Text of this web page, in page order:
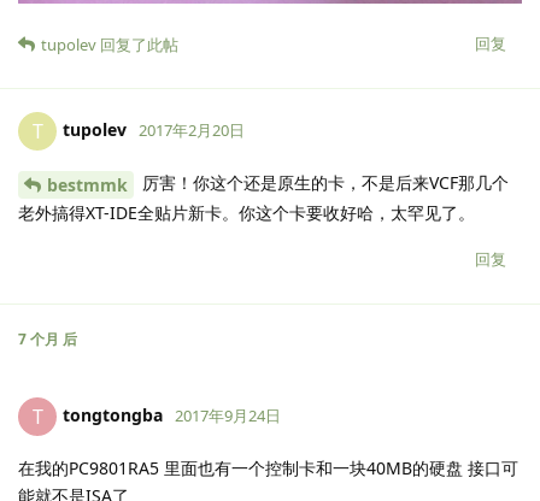
回复
tupolev 回复了此帖
T tupolev 2017年2月20日
bestmmk
厉害！你这个还是原生的卡，不是后来VCF那几个
老外搞得XT-IDE全贴片新卡。你这个卡要收好哈，太罕见了。
回复
7 个月 后
T tongtongba 2017年9月24日
在我的PC9801RA5 里面也有一个控制卡和一块40MB的硬盘 接口可
能就不是ISA了